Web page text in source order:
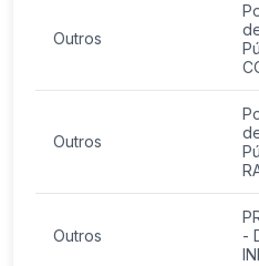
Outros
Outros
Outros
-